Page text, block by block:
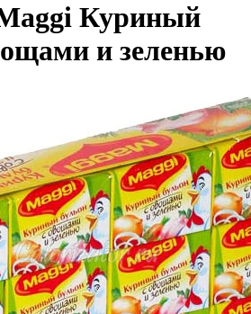
Куриный
и зеленью